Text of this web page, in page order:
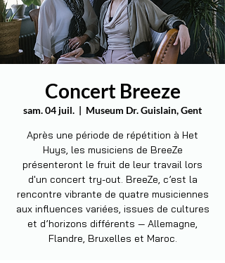
Concert Breeze
sam. 04 juil.
  |
Museum Dr. Guislain, Gent
Après une période de répétition à Het
Huys, les musiciens de BreeZe
présenteront le fruit de leur travail lors
d'un concert try-out. BreeZe, c’est la
rencontre vibrante de quatre musiciennes
aux influences variées, issues de cultures
et d’horizons différents — Allemagne,
Flandre, Bruxelles et Maroc.